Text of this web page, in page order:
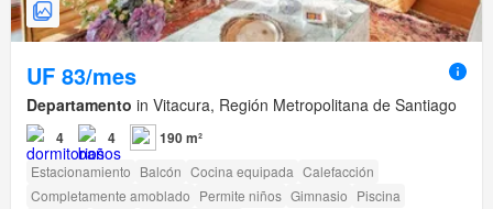
UF 83/mes
Departamento in Vitacura, Región Metropolitana de Santiago
4 4 190 m²
Estacionamiento Balcón Cocina equipada Calefacción
Completamente amoblado Permite niños Gimnasio Piscina